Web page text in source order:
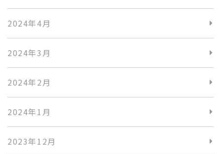
2024年4月
2024年3月
2024年2月
2024年1月
2023年12月